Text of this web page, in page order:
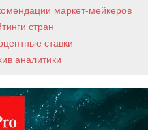
маркет-мейкеров
стран
ставки
аналитики